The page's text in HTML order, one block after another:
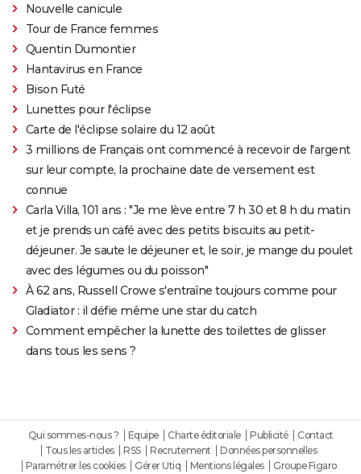
Nouvelle canicule
Tour de France femmes
Quentin Dumontier
Hantavirus en France
Bison Futé
Lunettes pour l'éclipse
Carte de l'éclipse solaire du 12 août
3 millions de Français ont commencé à recevoir de l'argent
sur leur compte, la prochaine date de versement est
connue
Carla Villa, 101 ans : "Je me lève entre 7 h 30 et 8 h du matin
et je prends un café avec des petits biscuits au petit-
déjeuner. Je saute le déjeuner et, le soir, je mange du poulet
avec des légumes ou du poisson"
À 62 ans, Russell Crowe s'entraîne toujours comme pour
Gladiator : il défie même une star du catch
Comment empêcher la lunette des toilettes de glisser
dans tous les sens ?
Qui sommes-nous ? Equipe Charte éditoriale Publicité
Contact
Tous les articles
RSS Recrutement
Données personnelles
Paramétrer les cookies
Gérer Utiq Mentions légales Groupe Figaro